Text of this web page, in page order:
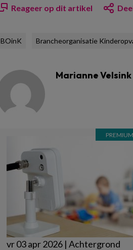
Reageer op dit artikel
BOinK Brancheorganisatie
Marianne Velsink
vr 03 apr 2026 | Achtergrond